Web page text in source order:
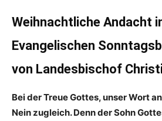
Weihnachtliche Andacht
Evangelischen
von Landesbischof
Bei der Treue Gottes, unser Wort
Nein zugleich. Denn der Sohn